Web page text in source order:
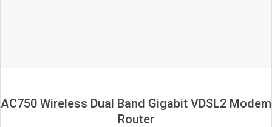
AC750 Wireless Dual Band Gigabit VDSL2 Modem
Router